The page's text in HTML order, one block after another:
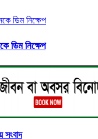
ডিম নিক্ষেপ
সংবাদ